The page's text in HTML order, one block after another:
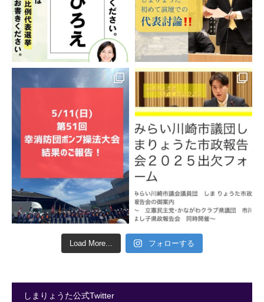
Load More... フォローする
しまりょうた公式Twitter